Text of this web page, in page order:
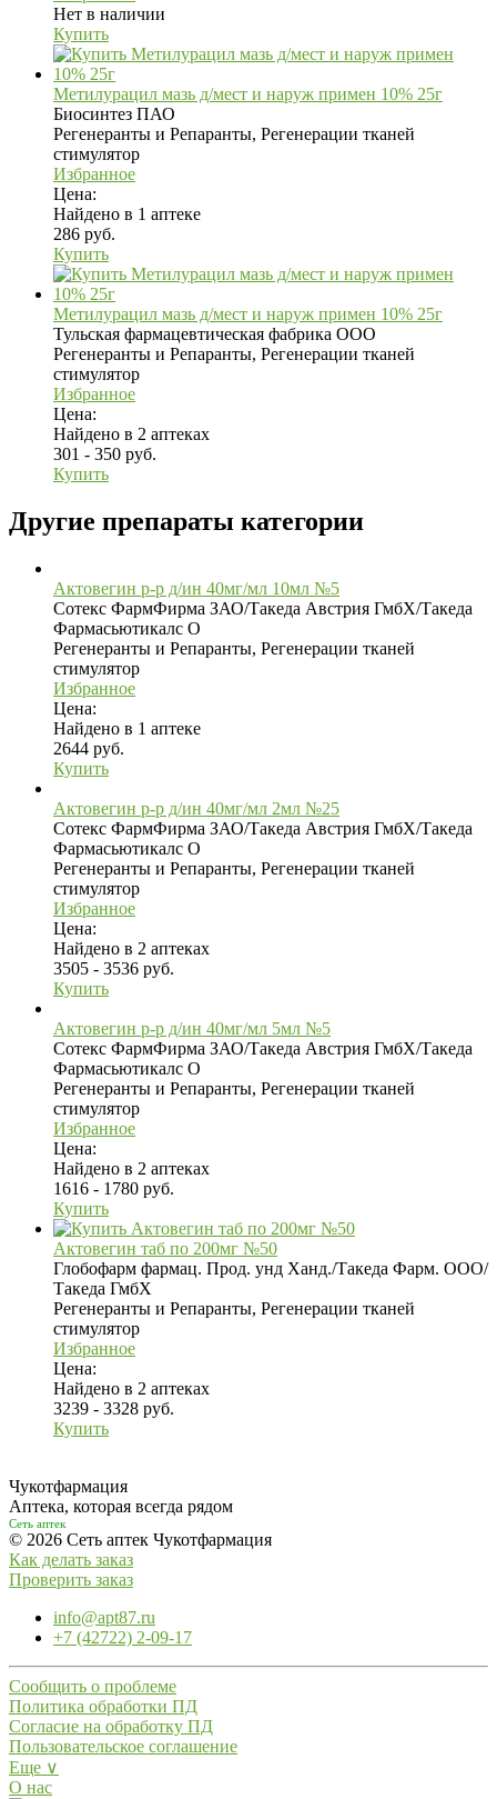
Нет в наличии
Купить
Метилурацил мазь д/мест и наруж примен 10% 25г
Биосинтез ПАО
Регенеранты и Репаранты, Регенерации тканей
стимулятор
Избранное
Цена:
Найдено в 1 аптеке
286 руб.
Купить
Метилурацил мазь д/мест и наруж примен 10% 25г
Тульская фармацевтическая фабрика ООО
Регенеранты и Репаранты, Регенерации тканей
стимулятор
Избранное
Цена:
Найдено в 2 аптеках
301 - 350 руб.
Купить
Другие препараты категории
Актовегин р-р д/ин 40мг/мл 10мл №5
Сотекс ФармФирма ЗАО/Такеда Австрия ГмбХ/Такеда
Фармасьютикалс О
Регенеранты и Репаранты, Регенерации тканей
стимулятор
Избранное
Цена:
Найдено в 1 аптеке
2644 руб.
Купить
Актовегин р-р д/ин 40мг/мл 2мл №25
Сотекс ФармФирма ЗАО/Такеда Австрия ГмбХ/Такеда
Фармасьютикалс О
Регенеранты и Репаранты, Регенерации тканей
стимулятор
Избранное
Цена:
Найдено в 2 аптеках
3505 - 3536 руб.
Купить
Актовегин р-р д/ин 40мг/мл 5мл №5
Сотекс ФармФирма ЗАО/Такеда Австрия ГмбХ/Такеда
Фармасьютикалс О
Регенеранты и Репаранты, Регенерации тканей
стимулятор
Избранное
Цена:
Найдено в 2 аптеках
1616 - 1780 руб.
Купить
Актовегин таб по 200мг №50
Глобофарм фармац. Прод. унд Ханд./Такеда Фарм. ООО/
Такеда ГмбХ
Регенеранты и Репаранты, Регенерации тканей
стимулятор
Избранное
Цена:
Найдено в 2 аптеках
3239 - 3328 руб.
Купить
Чукотфармация
Аптека, которая всегда рядом
Сеть аптек
© 2026 Сеть аптек Чукотфармация
Как делать заказ
Проверить заказ
info@apt87.ru
+7 (42722) 2-09-17
Сообщить о проблеме
Политика обработки ПД
Согласие на обработку ПД
Пользовательское соглашение
Еще ∨
О нас